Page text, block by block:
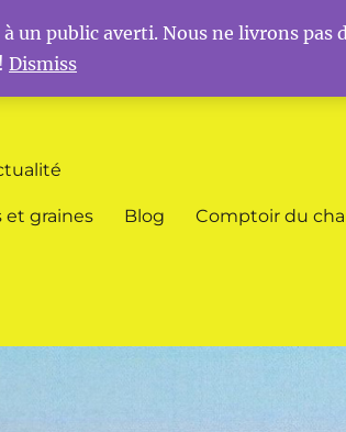
et graines Blog Comptoir du
un public averti. Nous ne livrons pas
Dismiss